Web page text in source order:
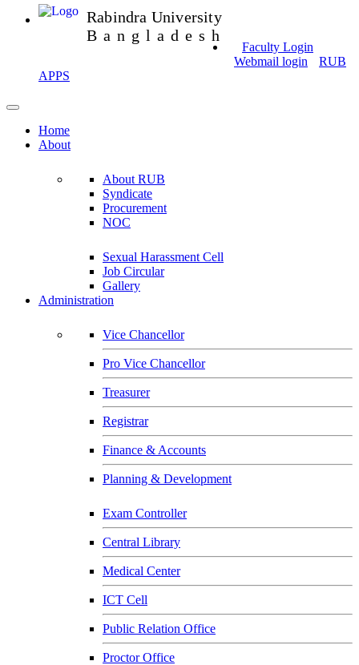
Rabindra University
Bangladesh
Faculty Login
Webmail login
RUB
APPS
Home
About
About RUB
Syndicate
Procurement
NOC
Sexual Harassment Cell
Job Circular
Gallery
Administration
Vice Chancellor
Pro Vice Chancellor
Treasurer
Registrar
Finance & Accounts
Planning & Development
Exam Controller
Central Library
Medical Center
ICT Cell
Public Relation Office
Proctor Office